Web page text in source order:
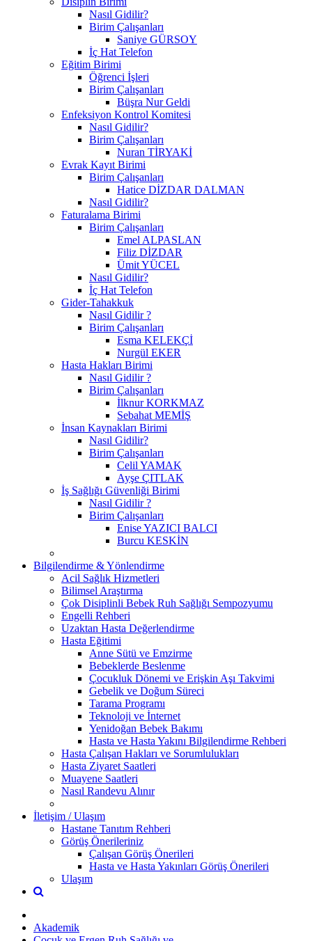
Nasıl Gidilir?
Birim Çalışanları
Saniye GÜRSOY
İç Hat Telefon
Eğitim Birimi
Öğrenci İşleri
Birim Çalışanları
Büşra Nur Geldi
Enfeksiyon Kontrol Komitesi
Nasıl Gidilir?
Birim Çalışanları
Nuran TİRYAKİ
Evrak Kayıt Birimi
Birim Çalışanları
Hatice DİZDAR DALMAN
Nasıl Gidilir?
Faturalama Birimi
Birim Çalışanları
Emel ALPASLAN
Filiz DİZDAR
Ümit YÜCEL
Nasıl Gidilir?
İç Hat Telefon
Gider-Tahakkuk
Nasıl Gidilir ?
Birim Çalışanları
Esma KELEKÇİ
Nurgül EKER
Hasta Hakları Birimi
Nasıl Gidilir ?
Birim Çalışanları
İlknur KORKMAZ
Sebahat MEMİŞ
İnsan Kaynakları Birimi
Nasıl Gidilir?
Birim Çalışanları
Celil YAMAK
Ayşe ÇITLAK
İş Sağlığı Güvenliği Birimi
Nasıl Gidilir ?
Birim Çalışanları
Enise YAZICI BALCI
Burcu KESKİN
Bilgilendirme & Yönlendirme
Acil Sağlık Hizmetleri
Bilimsel Araştırma
Çok Disiplinli Bebek Ruh Sağlığı Sempozyumu
Engelli Rehberi
Uzaktan Hasta Değerlendirme
Hasta Eğitimi
Anne Sütü ve Emzirme
Bebeklerde Beslenme
Çocukluk Dönemi ve Erişkin Aşı Takvimi
Gebelik ve Doğum Süreci
Tarama Programı
Teknoloji ve İnternet
Yenidoğan Bebek Bakımı
Hasta ve Hasta Yakını Bilgilendirme Rehberi
Hasta Çalışan Hakları ve Sorumlulukları
Hasta Ziyaret Saatleri
Muayene Saatleri
Nasıl Randevu Alınır
İletişim / Ulaşım
Hastane Tanıtım Rehberi
Görüş Önerileriniz
Çalışan Görüş Önerileri
Hasta ve Hasta Yakınları Görüş Önerileri
Ulaşım
Akademik